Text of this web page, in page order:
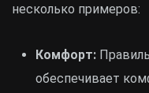
несколько примеров:
Комфорт:
обеспечивает